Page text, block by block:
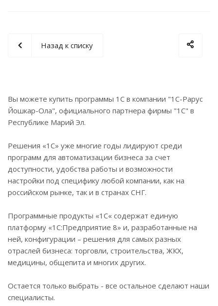
Назад к списку
Вы можете купить программы 1С в компании "1С-Рарус
Йошкар-Ола", официального партнера фирмы "1С" в
Республике Марий Эл.
Решения «1С» уже многие годы лидируют среди
программ для автоматизации бизнеса за счет
доступности, удобства работы и возможности
настройки под специфику любой компании, как на
российском рынке, так и в странах СНГ.
Программные продукты «1С« содержат единую
платформу «1С:Предприятие 8» и, разработанные на
ней, конфигурации – решения для самых разных
отраслей бизнеса: торговли, строительства, ЖКХ,
медицины, общепита и многих других.
Остается только выбрать - все остальное сделают наши
специалисты.